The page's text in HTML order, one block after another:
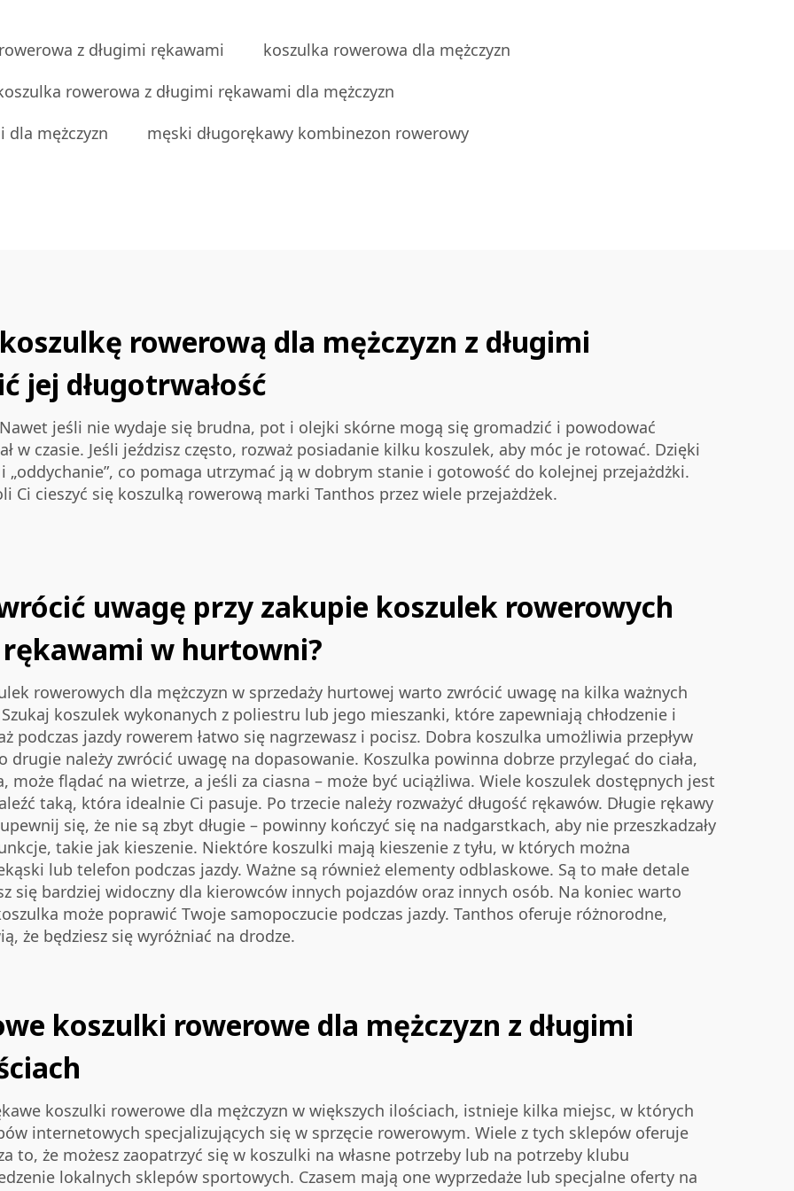
z długimi rękawami
koszulka rowerowa dla mężczyzn
rowerowa z długimi rękawami dla mężczyzn
dla mężczyzn
męski długorękawy kombinezon rowerowy
rowerową dla mężczyzn z długimi
jej długotrwałość
jeśli nie wydaje się brudna, pot i olejki skórne mogą się gromadzić i powodować
w czasie. Jeśli jeździsz często, rozważ posiadanie kilku koszulek, aby móc je rotować. Dzięki
„oddychanie”, co pomaga utrzymać ją w dobrym stanie i gotowość do kolejnej przejażdżki.
cieszyć się koszulką rowerową marki Tanthos przez wiele przejażdżek.
uwagę przy zakupie koszulek rowerowych
rękawami w hurtowni?
rowerowych dla mężczyzn w sprzedaży hurtowej warto zwrócić uwagę na kilka ważnych
koszulek wykonanych z poliestru lub jego mieszanki, które zapewniają chłodzenie i
podczas jazdy rowerem łatwo się nagrzewasz i pocisz. Dobra koszulka umożliwia przepływ
należy zwrócić uwagę na dopasowanie. Koszulka powinna dobrze przylegać do ciała,
może flądać na wietrze, a jeśli za ciasna – może być uciążliwa. Wiele koszulek dostępnych jest
taką, która idealnie Ci pasuje. Po trzecie należy rozważyć długość rękawów. Długie rękawy
się, że nie są zbyt długie – powinny kończyć się na nadgarstkach, aby nie przeszkadzały
takie jak kieszenie. Niektóre koszulki mają kieszenie z tyłu, w których można
lub telefon podczas jazdy. Ważne są również elementy odblaskowe. Są to małe detale
się bardziej widoczny dla kierowców innych pojazdów oraz innych osób. Na koniec warto
może poprawić Twoje samopoczucie podczas jazdy. Tanthos oferuje różnorodne,
że będziesz się wyróżniać na drodze.
koszulki rowerowe dla mężczyzn z długimi
koszulki rowerowe dla mężczyzn w większych ilościach, istnieje kilka miejsc, w których
internetowych specjalizujących się w sprzęcie rowerowym. Wiele z tych sklepów oferuje
to, że możesz zaopatrzyć się w koszulki na własne potrzeby lub na potrzeby klubu
lokalnych sklepów sportowych. Czasem mają one wyprzedaże lub specjalne oferty na